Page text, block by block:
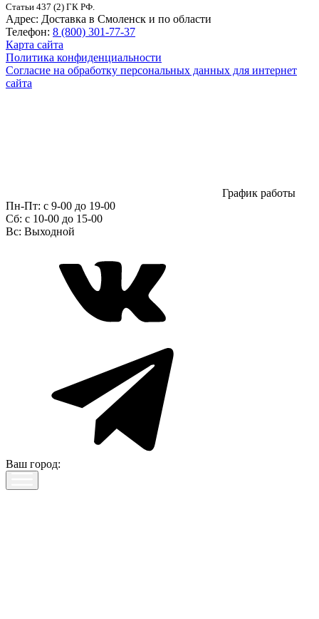
Статьи 437 (2) ГК РФ.
Адрес: Доставка в Смоленск и по области
Телефон: 8 (800) 301-77-37
Карта сайта
Политика конфиденциальности
Согласие на обработку персональных данных для интернет
сайта
График работы
Пн-Пт: с 9-00 до 19-00
Сб: c 10-00 до 15-00
Вс: Выходной
Ваш город: